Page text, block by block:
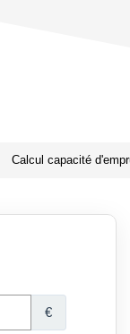
Calcul capacité